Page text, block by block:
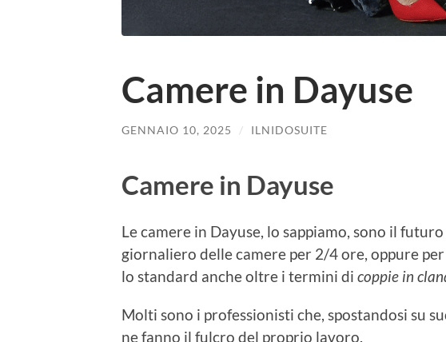
Camere in Dayuse
GENNAIO 10, 2025 / ILNIDOSUITE
Camere in Dayuse
Le camere in Dayuse, lo sappiamo, sono il
giornaliero delle camere per 2/4 ore, oppure
lo standard anche oltre i termini di coppie in
Molti sono i professionisti che, spostandosi su
ne fanno il fulcro del proprio lavoro.